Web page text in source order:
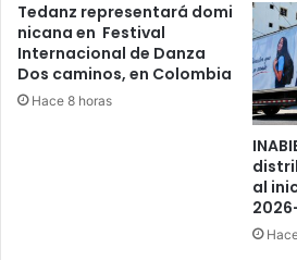
Tedanz representará domi
nicana en Festival
Internacional de Danza
Dos caminos, en Colombia
Hace 8 horas
al